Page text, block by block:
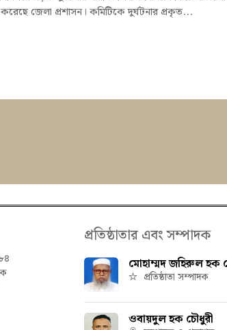
জেলা প্রশাসন। কমিটিকে দুর্ঘটনার প্রকৃত...
প্রতিষ্ঠাতার এবং সম্পাদক
মোহাম্মদ জহিরুল হক
প্রতিষ্ঠাতা সম্পাদক
ওবায়দুল হক চৌধুরী